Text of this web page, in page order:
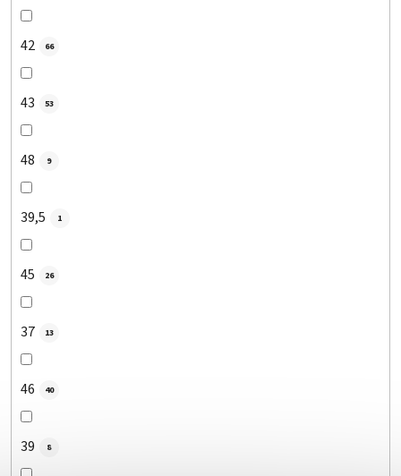
42 66
43 53
48 9
39,5 1
45 26
37 13
46 40
39 8